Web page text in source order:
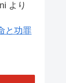
より
と功罪